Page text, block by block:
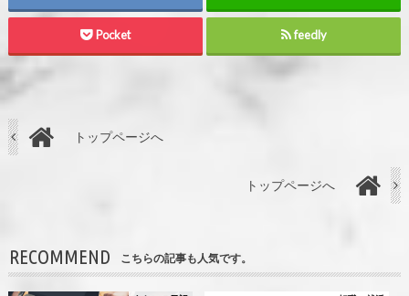
Pocket feedly
トップページへ
トップページへ
RECOMMEND こちらの記事も人気です。